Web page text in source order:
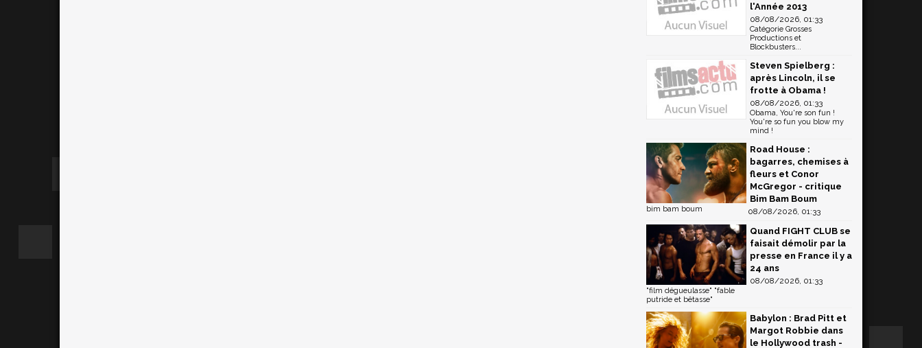
l'Année 2013
08/08/2026, 01:33
Catégorie Grosses
Productions et
Blockbusters...
Steven Spielberg :
après Lincoln, il se
frotte à Obama !
08/08/2026, 01:33
Obama, You're son fun !
You're so fun you blow my
mind !
Road House :
bagarres, chemises à
fleurs et Conor
McGregor - critique
Bim Bam Boum
08/08/2026, 01:33
bim bam boum
Quand FIGHT CLUB se
faisait démolir par la
presse en France il y a
24 ans
08/08/2026, 01:33
"film dégueulasse" "fable
putride et bêtasse"
Babylon : Brad Pitt et
Margot Robbie dans
le Hollywood trash -